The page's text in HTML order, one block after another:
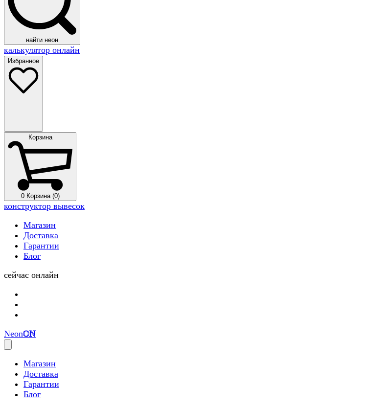
найти неон
калькулятор онлайн
Избранное
Корзина
0 Корзина (0)
конструктор вывесок
Магазин
Доставка
Гарантии
Блог
сейчас онлайн
NeonON
Магазин
Доставка
Гарантии
Блог